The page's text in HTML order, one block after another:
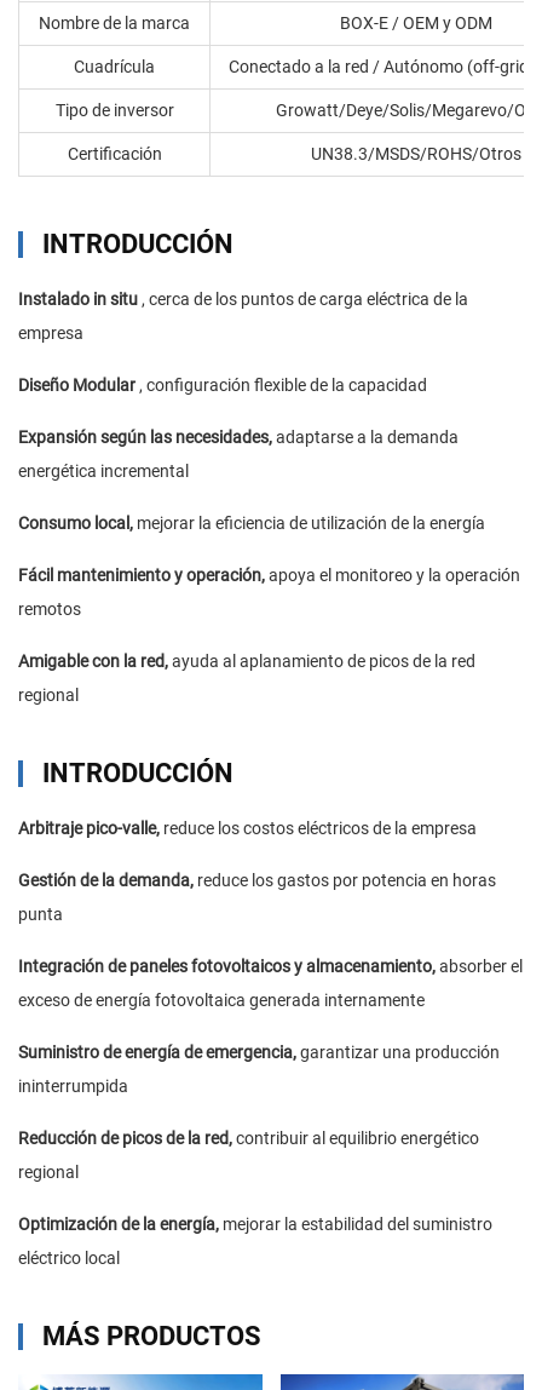
Nombre de la marca BOX-E / OEM y ODM
Cuadrícula Conectado a la red / Autónomo (off-grid)
Tipo de inversor Growatt/Deye/Solis/Megarevo/
Certificación UN38.3/MSDS/ROHS/Otros
INTRODUCCIÓN
Instalado in situ , cerca de los puntos de carga eléctrica de la
empresa
Diseño Modular , configuración flexible de la capacidad
Expansión según las necesidades,adaptarse a la demanda
energética incremental
Consumo local, mejorar la eficiencia de utilización de la energía
Fácil mantenimiento y operación,apoya el monitoreo y la operación
remotos
Amigable con la red,ayuda al aplanamiento de picos de la red
regional
INTRODUCCIÓN
Arbitraje pico-valle, reduce los costos eléctricos de la empresa
Gestión de la demanda, reduce los gastos por potencia en horas
punta
Integración de paneles fotovoltaicos y almacenamiento,absorber el
exceso de energía fotovoltaica generada internamente
Suministro de energía de emergencia,garantizar una producción
ininterrumpida
Reducción de picos de la red,contribuir al equilibrio energético
regional
Optimización de la energía, mejorar la estabilidad del suministro
eléctrico local
MÁS PRODUCTOS